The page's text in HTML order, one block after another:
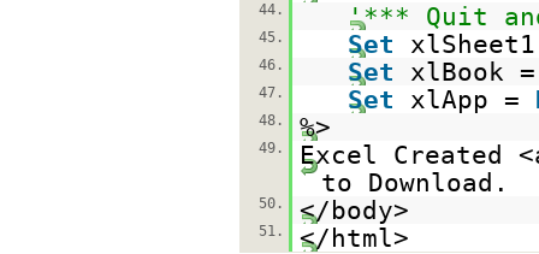
44.
'*** Quit
45. Set
46. Set xlBook
47. Set xlApp =
48. %>
49.
Excel Created
to Download.
50. </body>
51. </html>